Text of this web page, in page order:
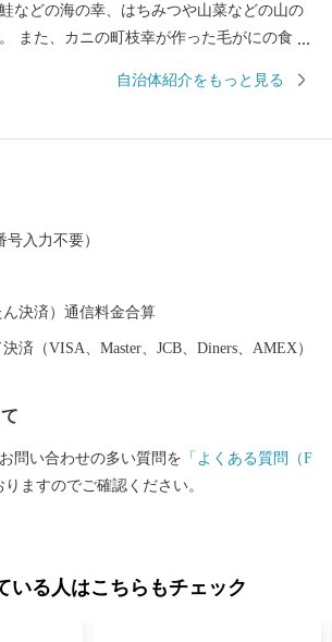
などの海の幸、はちみつや山菜などの山の
べ
さい！ ■ワンストップ特例申請
直接還元するため、紙の申請書の一斉郵送
法を記載した**「受領証明書（圧着はが
します。はがきが届きましたら、以下のい
続きをお願い申し上げます。 1. オンライン
に申請が完了します。 2. ご自身でダウン
自治体紹介をもっと見る
号入力不要）
ん決済）通信料金合算
済（VISA、Master、JCB、Diners、AMEX）
問い合わせの多い質問を 「よくある質問（F
ますのでご確認ください。
いる人はこちらもチェック